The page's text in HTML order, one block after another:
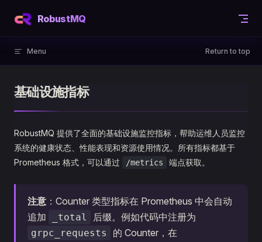
Skip to content
RobustMQ
Menu Return to top
基础设施指标
RobustMQ 提供了全面的基础设施监控指标，帮助运维人员监控
系统的健康状态、性能表现和资源使用情况。所有指标都基于
Prometheus 格式，可以通过
/metrics 端点获取。
注意 ：Counter 类型指标在 Prometheus 中会自动
追加
_total 后缀。例如代码中注册为
grpc_requests
的 Counter，在